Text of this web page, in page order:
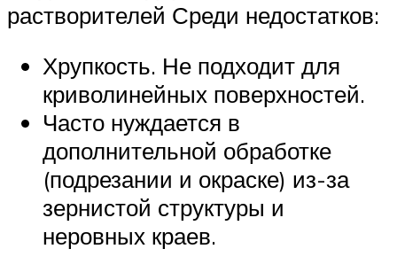
растворителей Среди недостатков:
Хрупкость. Не подходит для
криволинейных поверхностей.
Часто нуждается в
дополнительной обработке
(подрезании и окраске) из-за
зернистой структуры и
неровных краев.